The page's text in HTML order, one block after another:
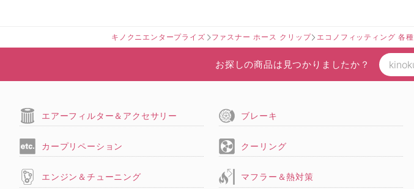
キノクニエンタープライズ ファスナー ホース クリップ エコノフィッティング 各種
お探しの商品は見つかりましたか？
エアーフィルター＆アクセサリー ブレーキ
カープリペーション クーリング
エンジン＆チューニング マフラー＆熱対策